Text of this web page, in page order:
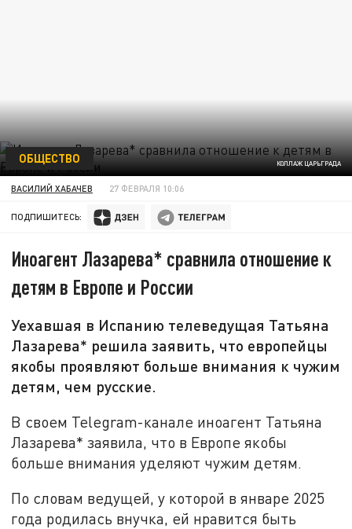
КОЛЛАЖ ЦАРЬГРАДА
ОБЩЕСТВО
ВАСИЛИЙ ХАБАЧЕВ 27 ФЕВРАЛЯ 10:06
ПОДПИШИТЕСЬ:
Иноагент Лазарева* сравнила отношение к
детям в Европе и России
Уехавшая в Испанию телеведущая Татьяна
Лазарева* решила заявить, что европейцы
якобы проявляют больше внимания к чужим
детям, чем русские.
В своем Telegram-канале иноагент Татьяна
Лазарева* заявила, что в Европе якобы
больше внимания уделяют чужим детям.
По словам ведущей, у которой в январе 2025
года родилась внучка, ей нравится быть